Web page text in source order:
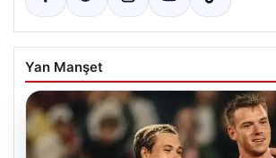
Yan Manşet